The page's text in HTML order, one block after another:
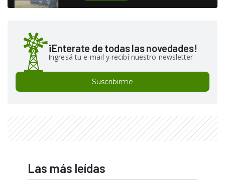
¡Enterate de todas las novedades!
Ingresá tu e-mail y recibí nuestro newsletter
Suscribirme
Las más leídas